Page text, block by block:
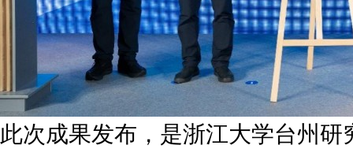
此次成果发布，是浙江大学台州